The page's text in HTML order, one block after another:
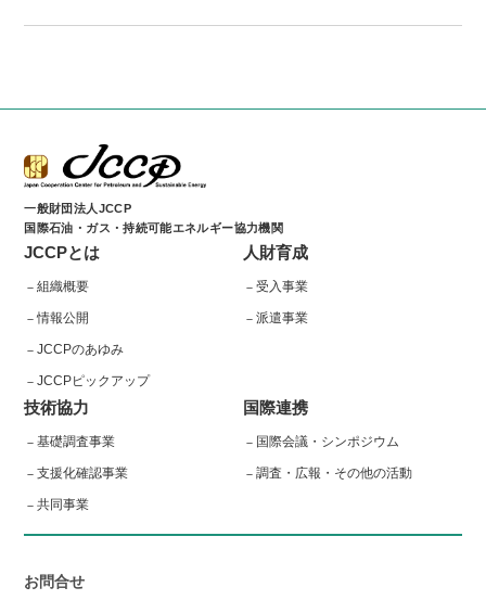
一般財団法人JCCP
国際石油・ガス・持続可能エネルギー協力機関
JCCPとは
組織概要
情報公開
JCCPのあゆみ
JCCPピックアップ
人財育成
受入事業
派遣事業
技術協力
基礎調査事業
支援化確認事業
共同事業
国際連携
国際会議・シンポジウム
調査・広報・その他の活動
お問合せ